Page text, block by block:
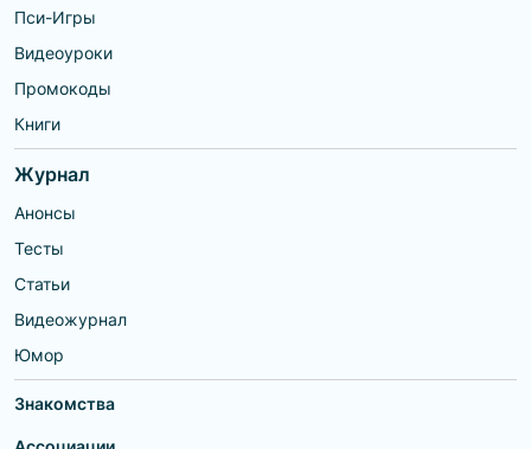
Пси-Игры
Видеоуроки
Промокоды
Книги
Журнал
Анонсы
Тесты
Статьи
Видеожурнал
Юмор
Знакомства